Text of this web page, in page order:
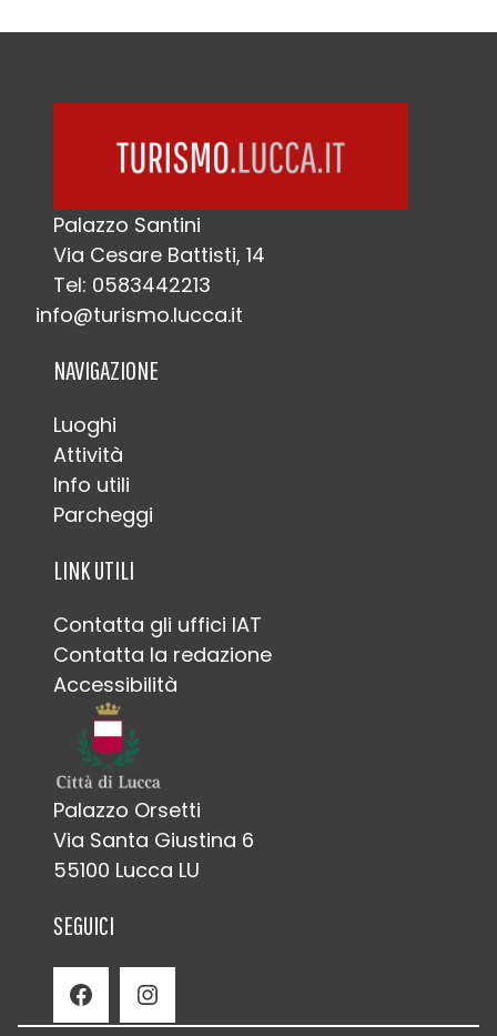
Palazzo Santini
Via Cesare Battisti, 14
Tel: 0583442213
info@turismo.lucca.it
NAVIGAZIONE
Luoghi
Attività
Info utili
Parcheggi
LINK UTILI
Contatta gli uffici IAT
Contatta la redazione
Accessibilità
Palazzo Orsetti
Via Santa Giustina 6
55100 Lucca LU
SEGUICI
Facebook Instagram